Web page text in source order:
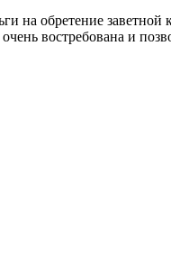
на обретение
востребована и